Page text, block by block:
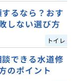
るなら？おす
しない選び方
トイレ
できる水道修
のポイント